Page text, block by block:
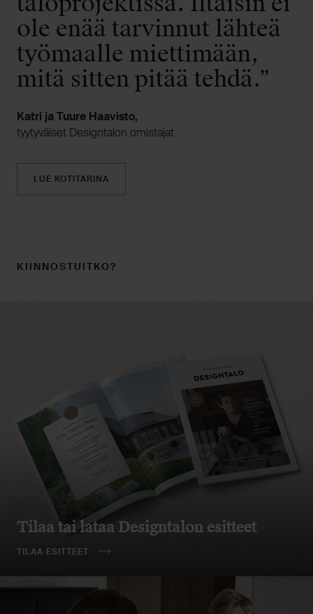
ole enää tarvinnut lähteä
työmaalle miettimään,
mitä sitten pitää tehdä.”
Katri ja Tuure Haavisto,
tyytyväiset Designtalon omistajat
LUE KOTITARINA
KIINNOSTUITKO?
Tilaa tai lataa Designtalon esitteet
TILAA ESITTEET